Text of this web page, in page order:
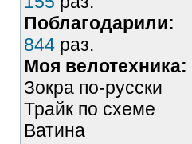
Поблагодарили:
844 раз.
Моя велотехника:
Зокра по-русски
Трайк по схеме
Ватина